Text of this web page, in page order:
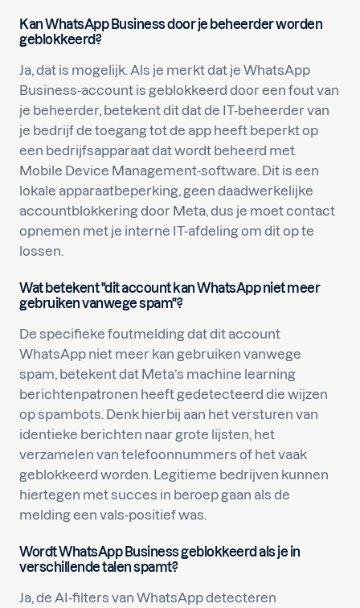
Kan WhatsApp Business door je beheerder worden
geblokkeerd?
Ja, dat is mogelijk. Als je merkt dat je WhatsApp
Business-account is geblokkeerd door een fout van
je beheerder, betekent dit dat de IT-beheerder van
je bedrijf de toegang tot de app heeft beperkt op
een bedrijfsapparaat dat wordt beheerd met
Mobile Device Management-software. Dit is een
lokale apparaatbeperking, geen daadwerkelijke
accountblokkering door Meta, dus je moet contact
opnemen met je interne IT-afdeling om dit op te
lossen.
Wat betekent "dit account kan WhatsApp niet meer
gebruiken vanwege spam"?
De specifieke foutmelding dat dit account
WhatsApp niet meer kan gebruiken vanwege
spam, betekent dat Meta’s machine learning
berichtenpatronen heeft gedetecteerd die wijzen
op spambots. Denk hierbij aan het versturen van
identieke berichten naar grote lijsten, het
verzamelen van telefoonnummers of het vaak
geblokkeerd worden. Legitieme bedrijven kunnen
hiertegen met succes in beroep gaan als de
melding een vals-positief was.
Wordt WhatsApp Business geblokkeerd als je in
verschillende talen spamt?
Ja, de AI-filters van WhatsApp detecteren